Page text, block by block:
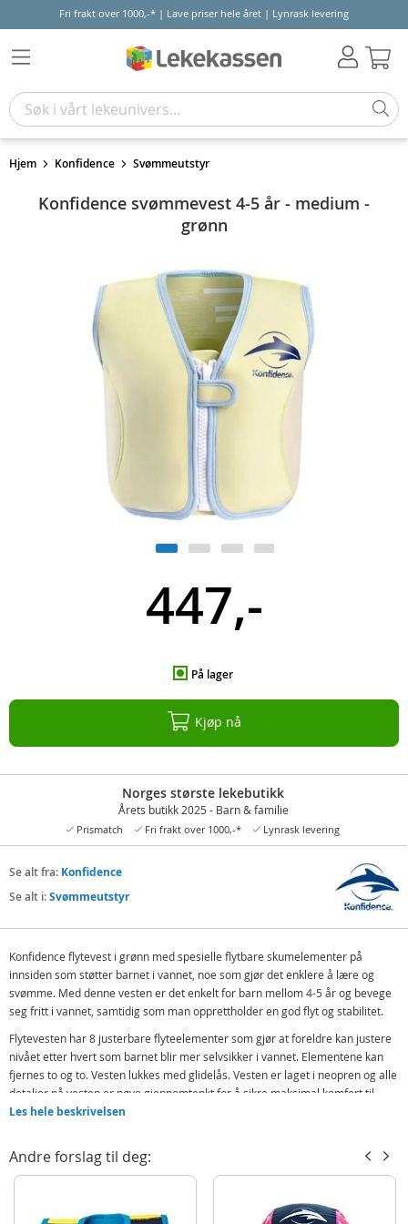
Fri frakt over 1000,-* | Lave priser hele året | Lynrask levering
Hjem Konfidence Svømmeutstyr
Konfidence svømmevest 4-5 år - medium -
grønn
447,-
På lager
Kjøp nå
Norges største lekebutikk
Årets butikk 2025 - Barn & familie
Prismatch Fri frakt over 1000,-* Lynrask levering
Se alt fra: Konfidence
Se alt i:Svømmeutstyr
Konfidence flytevest i grønn med spesielle flytbare skumelementer på
innsiden som støtter barnet i vannet, noe som gjør det enklere å lære og
svømme. Med denne vesten er det enkelt for barn mellom 4-5 år og bevege
seg fritt i vannet, samtidig som man opprettholder en god flyt og stabilitet.
Flytevesten har 8 justerbare flyteelementer som gjør at foreldre kan justere
nivået etter hvert som barnet blir mer selvsikker i vannet. Elementene kan
fjernes to og to. Vesten lukkes med glidelås. Vesten er laget i neopren og alle
detaljer på vesten er nøye gjennomtenkt for å sikre maksimal komfort til
barnet.
skumelementene. Elementene er merket i henhold til hvilke som skal fjernes
først. Når barnet ikke lenger trenger flyteelementene kan vesten fortsatt
Dette er den perfekte flytevesten til svømmeundervisningen.
Les hele beskrivelsen
Andre forslag til deg: